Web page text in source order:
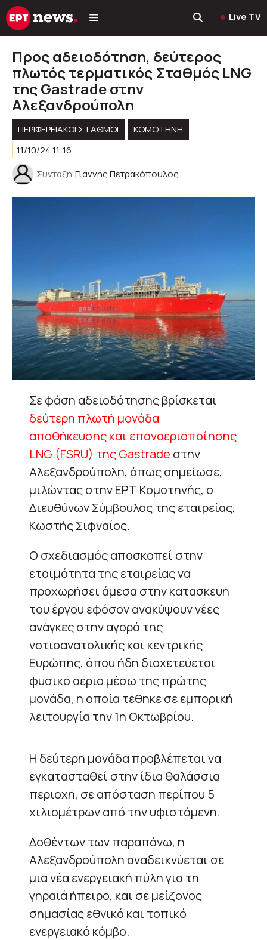
Μετάβαση
σε
Live TV
Προς αδειοδότηση, δεύτερος
πλωτός τερματικός Σταθμός LNG
της Gastrade στην
Αλεξανδρούπολη
ΠΕΡΙΦΕΡΕΙΑΚΟΊ ΣΤΑΘΜΟΊ
KOMOTHNH
11/10/24 11:16
Σύνταξη Γιάννης Πετρακόπουλος
Σε φάση αδειοδότησης βρίσκεται
δεύτερη πλωτή μονάδα
αποθήκευσης και επαναεριοποίησης
LNG (FSRU) της Gastrade στην
Αλεξανδρούπολη, όπως σημείωσε,
μιλώντας στην ΕΡΤ Κομοτηνής, ο
Διευθύνων Σύμβουλος της εταιρείας,
Κωστής Σιφναίος.
Ο σχεδιασμός αποσκοπεί στην
ετοιμότητα της εταιρείας να
προχωρήσει άμεσα στην κατασκευή
του έργου εφόσον ανακύψουν νέες
ανάγκες στην αγορά της
νοτιοανατολικής και κεντρικής
Ευρώπης, όπου ήδη διοχετεύεται
φυσικό αέριο μέσω της πρώτης
μονάδα, η οποία τέθηκε σε εμπορική
λειτουργία την 1η Οκτωβρίου.
Η δεύτερη μονάδα προβλέπεται να
εγκατασταθεί στην ίδια θαλάσσια
περιοχή, σε απόσταση περίπου 5
χιλιομέτρων από την υφιστάμενη.
Δοθέντων των παραπάνω, η
Αλεξανδρούπολη αναδεικνύεται σε
μια νέα ενεργειακή πύλη για τη
γηραιά ήπειρο, και σε μείζονος
σημασίας εθνικό και τοπικό
ενεργειακό κόμβο.